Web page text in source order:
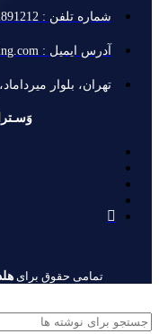
شماره تلفن : 82891212 021 الی 18
آدرس ایمیل : info@vastraholding.com
تهران، بلوار میرداماد، پلاک
تمامی حقوق برای